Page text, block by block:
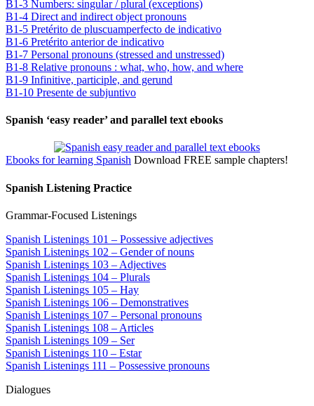
B1-3 Numbers: singular / plural (exceptions)
B1-4 Direct and indirect object pronouns
B1-5 Pretérito de pluscuamperfecto de indicativo
B1-6 Pretérito anterior de indicativo
B1-7 Personal pronouns (stressed and unstressed)
B1-8 Relative pronouns : what, who, how, and where
B1-9 Infinitive, participle, and gerund
B1-10 Presente de subjuntivo
Spanish ‘easy reader’ and parallel text ebooks
Ebooks for learning Spanish Download FREE sample chapters!
Spanish Listening Practice
Grammar-Focused Listenings
Spanish Listenings 101 – Possessive adjectives
Spanish Listenings 102 – Gender of nouns
Spanish Listenings 103 – Adjectives
Spanish Listenings 104 – Plurals
Spanish Listenings 105 – Hay
Spanish Listenings 106 – Demonstratives
Spanish Listenings 107 – Personal pronouns
Spanish Listenings 108 – Articles
Spanish Listenings 109 – Ser
Spanish Listenings 110 – Estar
Spanish Listenings 111 – Possessive pronouns
Dialogues